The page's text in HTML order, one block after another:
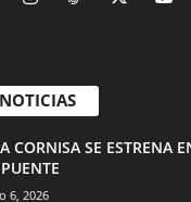
CORNISA SE ESTRENA
6, 2026